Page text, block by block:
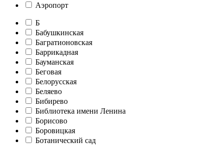
Аэропорт
Б
Бабушкинская
Багратионовская
Баррикадная
Бауманская
Беговая
Белорусская
Беляево
Бибирево
Библиотека имени Ленина
Борисово
Боровицкая
Ботанический сад